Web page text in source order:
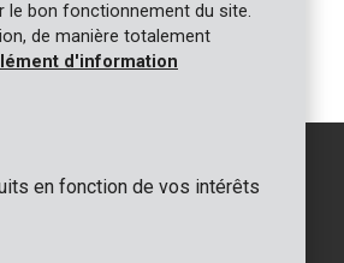
acrylique 4 pcs
le bon fonctionnement du site.
de manière totalement
d'information
en fonction de vos intérêts